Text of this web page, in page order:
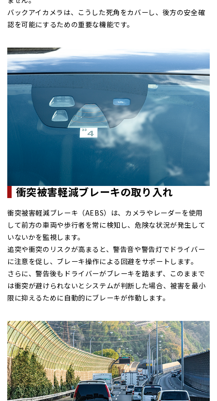
バックアイカメラは、こうした死角をカバーし、後方の安全確
認を可能にするための重要な機能です。
衝突被害軽減ブレーキの取り入れ
衝突被害軽減ブレーキ（AEBS）は、カメラやレーダーを使用
して前方の車両や歩行者を常に検知し、危険な状況が発生して
いないかを監視します。
追突や衝突のリスクが高まると、警告音や警告灯でドライバー
に注意を促し、ブレーキ操作による回避をサポートします。
さらに、警告後もドライバーがブレーキを踏まず、このままで
は衝突が避けられないとシステムが判断した場合、被害を最小
限に抑えるために自動的にブレーキが作動します。